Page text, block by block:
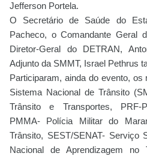
Jefferson Portela.
O Secretário de Saúde do
Pacheco, o Comandante Geral
Diretor-Geral do DETRAN,
Adjunto da SMMT, Israel Pethrus
Participaram, ainda do evento,
Sistema Nacional de Trânsito
Trânsito e Transportes, PRF-
PMMA- Polícia Militar do
Trânsito, SEST/SENAT- Serviço
Nacional de Aprendizagem